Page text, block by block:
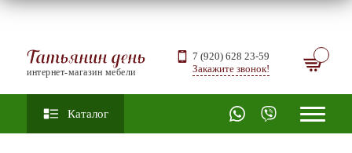
Татьянин день
интернет-магазин мебели
7 (920) 628 23-59
Закажите звонок!
Каталог